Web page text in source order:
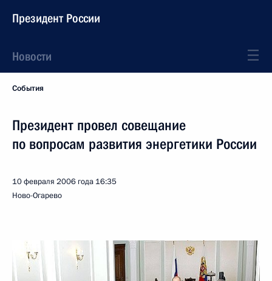
Президент России
Новости
События
Президент провел совещание
по вопросам развития энергетики России
10 февраля 2006 года 16:35
Ново-Огарево